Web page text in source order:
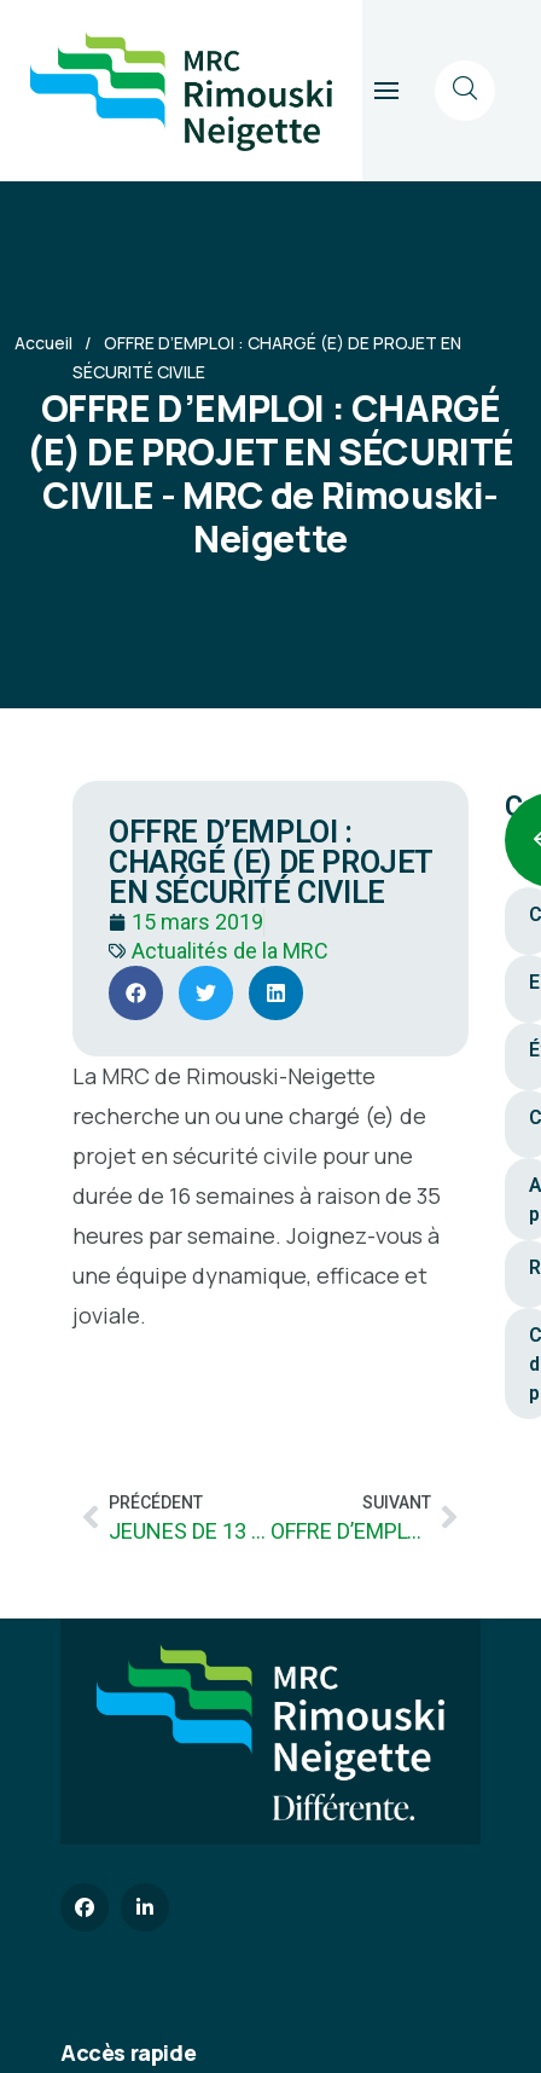
Accueil
OFFRE D’EMPLOI : CHARGÉ (E) DE PROJET EN
SÉCURITÉ CIVILE
OFFRE D’EMPLOI : CHARGÉ
(E) DE PROJET EN SÉCURITÉ
CIVILE - MRC de Rimouski-
Neigette
OFFRE D’EMPLOI :
CHARGÉ (E) DE PROJET
EN SÉCURITÉ CIVILE
15 mars 2019
Actualités de la MRC
La MRC de Rimouski-Neigette
recherche un ou une chargé (e) de
projet en sécurité civile pour une
durée de 16 semaines à raison de 35
heures par semaine. Joignez-vous à
une équipe dynamique, efficace et
joviale.
PRÉCÉDENT
JEUNES DE 13 À 30 ANS, VENEZ PROPOSER VOS IDÉES POUR VOTRE MUNICIPALITÉ
SUIVANT
OFFRE D’EMPLOI D’ÉTÉ EN ENVIRONNEMENT
Accès rapide